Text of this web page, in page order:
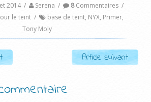
2014 / Serena / 8Commentaires /
le teint / base de teint, NYX, Primer,
Tony Moly
Article suivant